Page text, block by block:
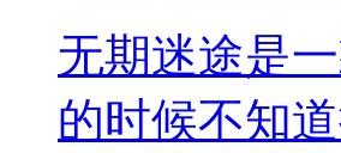
无期迷途是
的时候不知